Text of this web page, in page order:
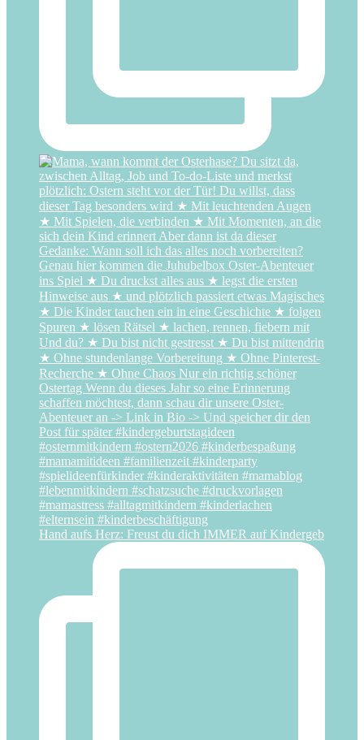
Hand aufs Herz: Freust du dich IMMER auf Kindergeb